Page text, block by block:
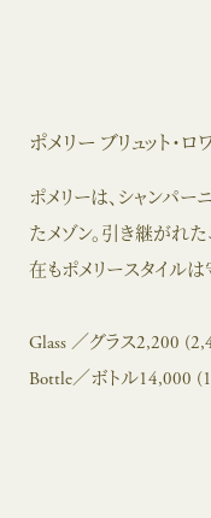
ポメリー ブリュット・ロ
ポメリーは、シャンパー
たメゾン。引き継がれ
在もポメリースタイルは
Glass ／グラス2,200
Bottle／ボトル14,000